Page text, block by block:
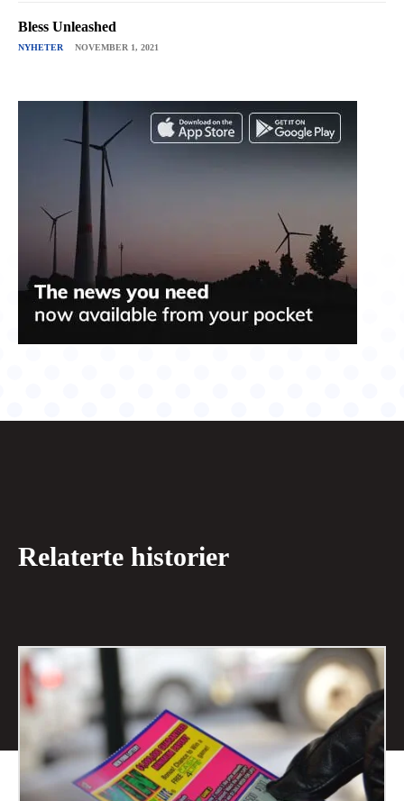
Bless Unleashed
NYHETER NOVEMBER 1, 2021
Relaterte historier